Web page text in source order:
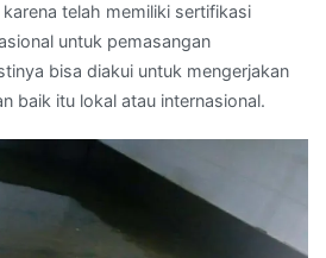
telah memiliki sertifikasi
untuk pemasangan
bisa diakui untuk mengerjakan
baik itu lokal atau internasional.